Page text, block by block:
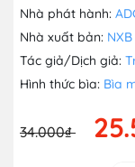
Nhà phát hành:
Nhà xuất bản:
Tác giả/Dịch giả:
Hình thức bìa: Bìa
34.000₫